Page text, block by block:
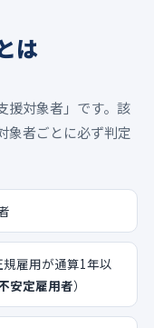
は
援対象者」です。該
象者ごとに必ず判定
雇用が通算1年以
安定雇用者）